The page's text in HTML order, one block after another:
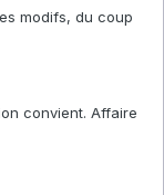
modifs, du coup
convient. Affaire